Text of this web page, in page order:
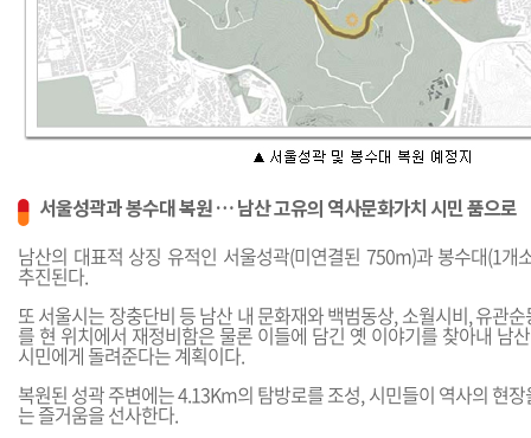
서울성곽과 봉수대 복원 … 남산 고유의 역사문화가치 시민 품으로
남산의 대표적 상징 유적인 서울성곽(미연결된 750m)과 봉수대(1
추진된다.
또 서울시는 장충단비 등 남산 내 문화재와 백범동상, 소월시비, 유관
를 현 위치에서 재정비함은 물론 이들에 담긴 옛 이야기를 찾아내 남
시민에게 돌려준다는 계획이다.
복원된 성곽 주변에는 4.13Km의 탐방로를 조성, 시민들이 역사의 현
는 즐거움을 선사한다.